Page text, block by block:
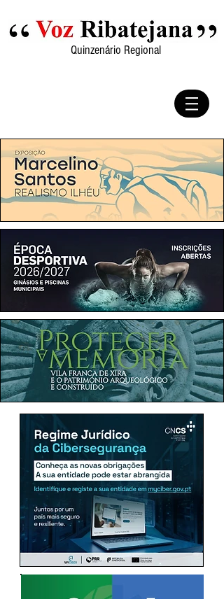
Quinzenário Regional